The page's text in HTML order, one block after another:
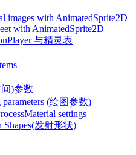
images with AnimatedSprite2D
with AnimatedSprite2D
与精灵表
)参数
(绘图参数)
settings
Shapes(发射形状)